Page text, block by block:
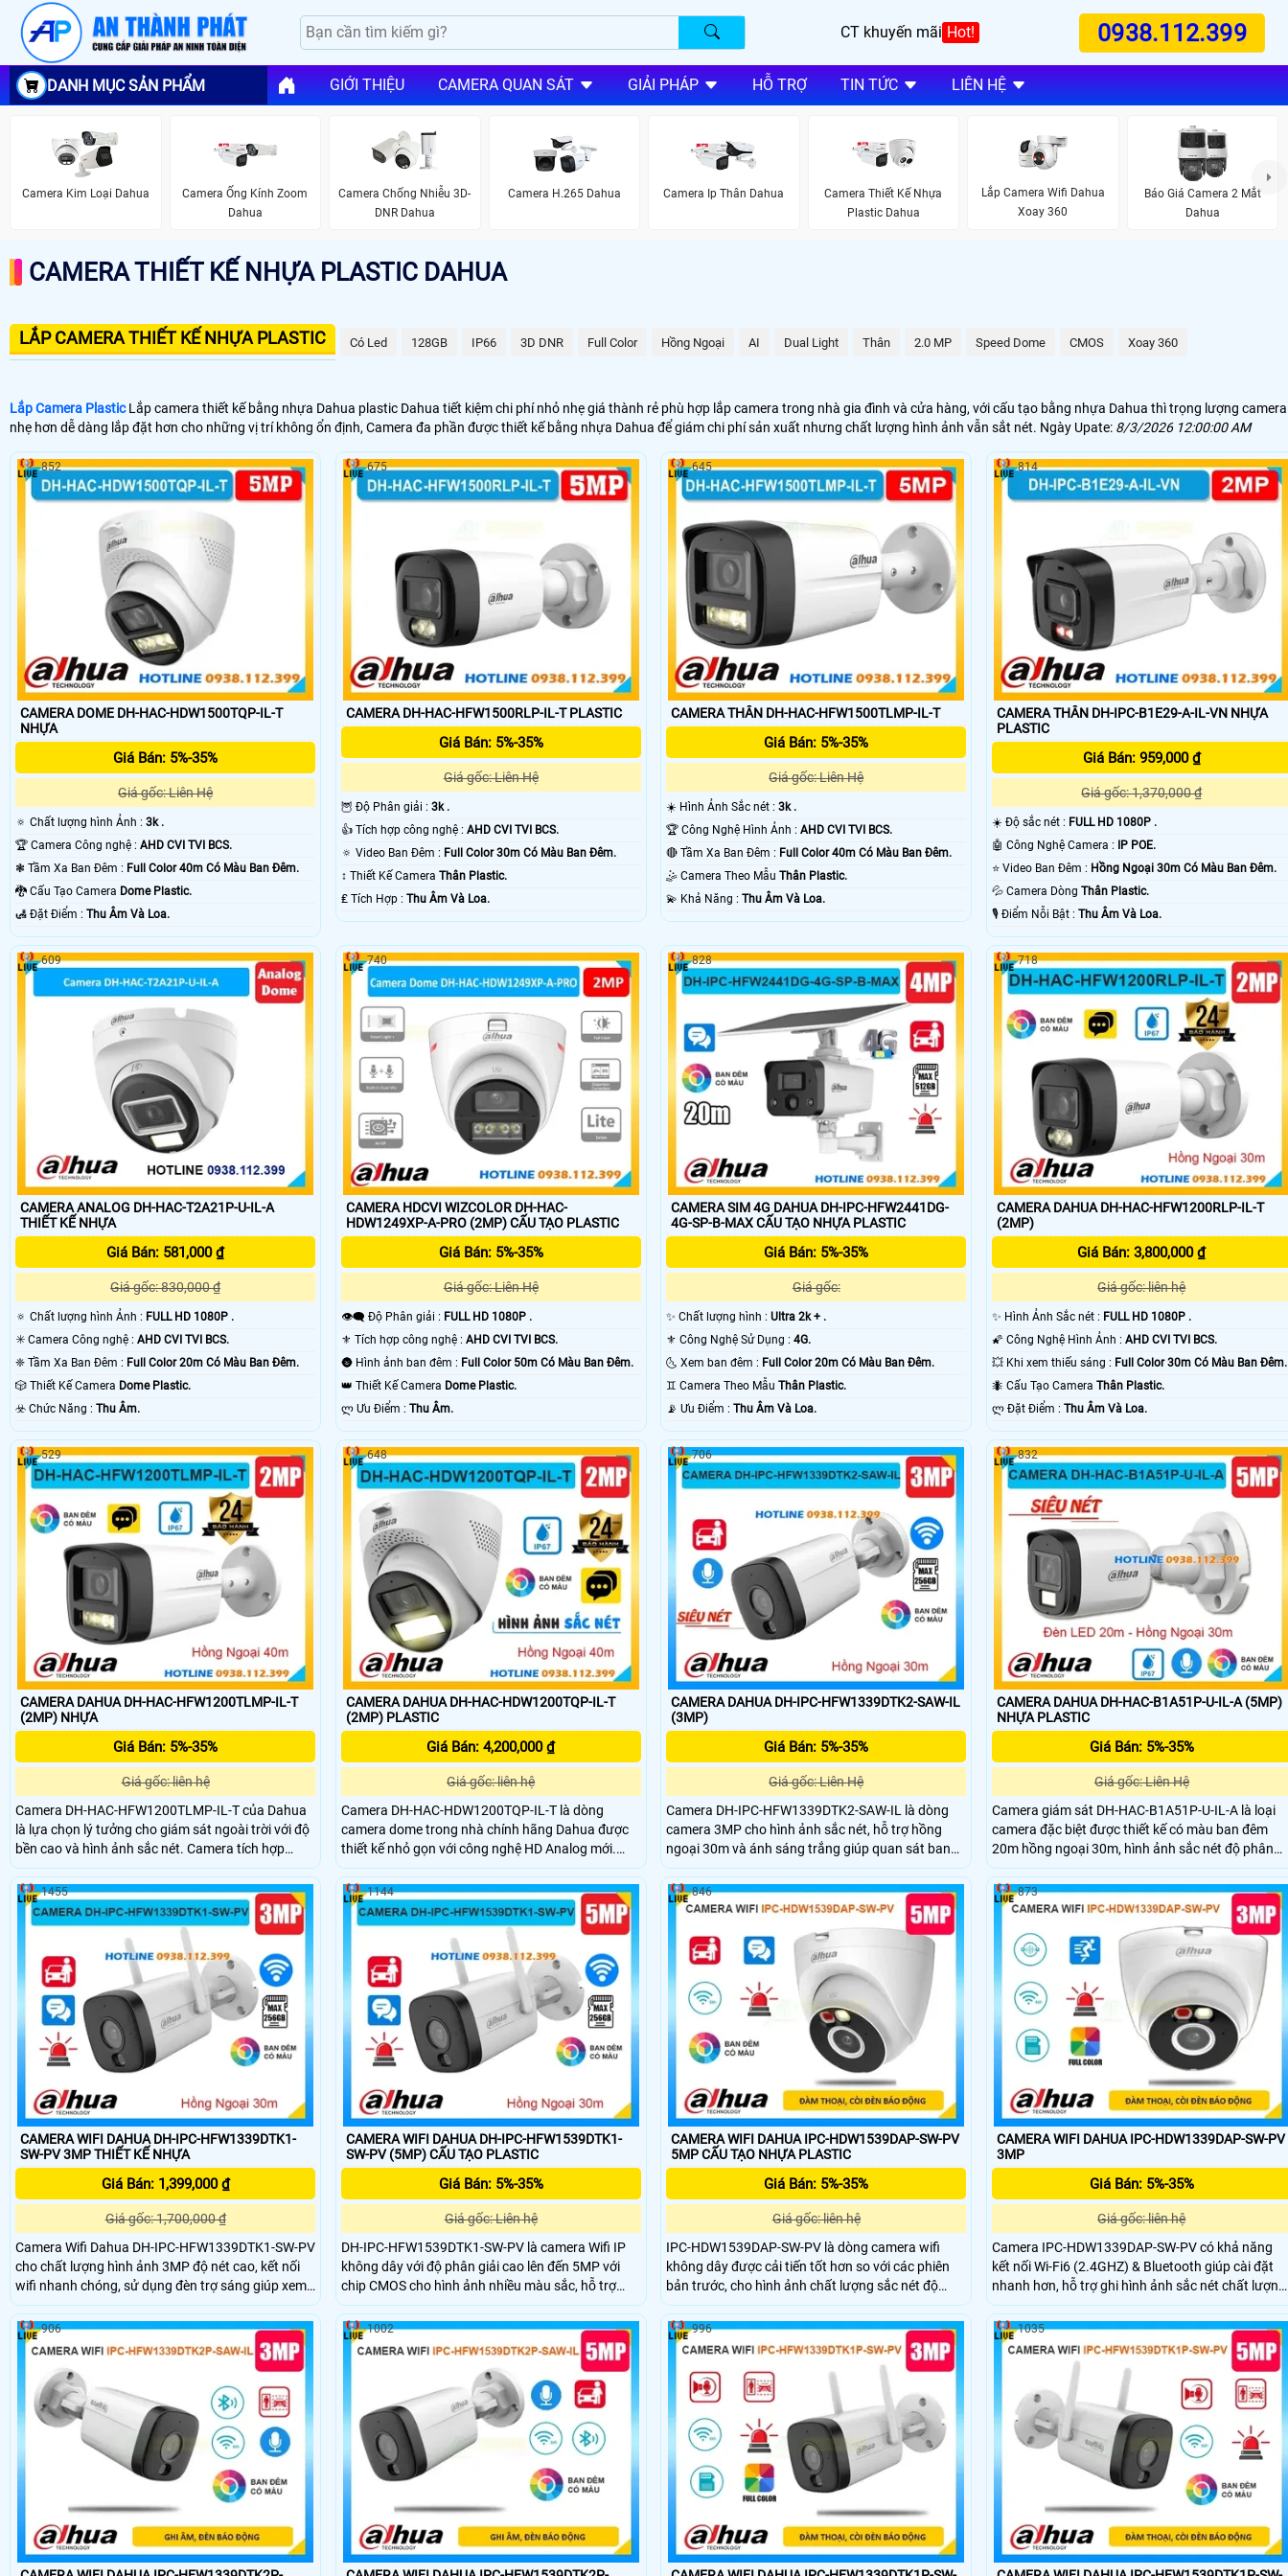
CT khuyến mãi Hot! 0938.112.399
DANH MỤC SẢN PHẨM GIỚI THIỆU CAMERA QUAN SÁT GIẢI PHÁP HỖ TRỢ TIN TỨC LIÊN HỆ
Camera Kim Loại Dahua
Camera Ống Kính Zoom
Dahua
Camera Chống Nhiễu 3D-
DNR Dahua
Camera H.265 Dahua Camera Ip Thân Dahua
Camera Thiết Kế Nhựa
Plastic Dahua
Lắp Camera Wifi Dahua
Xoay 360
Báo Giá Camera 2 Mắt
Dahua
CAMERA THIẾT KẾ NHỰA PLASTIC DAHUA
LẮP CAMERA THIẾT KẾ NHỰA PLASTIC Có Led 128GB IP66 3D DNR Full Color Hồng Ngoại AI Dual Light Thân 2.0 MP Speed Dome CMOS Xoay 360
Lắp Camera PlasticLắp camera thiết kế bằng nhựa Dahua plastic Dahua tiết kiệm chi phí nhỏ nhẹ giá thành rẻ phù hợp lắp camera trong nhà gia đình và cửa hàng, với cấu tạo bằng nhựa Dahua thì trọng lượng camera
nhẹ hơn dễ dàng lắp đặt hơn cho những vị trí không ổn định, Camera đa phần được thiết kế bằng nhựa Dahua để giám chi phí sản xuất nhưng chất lượng hình ảnh vẫn sắt nét. Ngày Upate: 8/3/2026 12:00:00 AM
CAMERA DOME DH-HAC-HDW1500TQP-IL-T
NHỰA
Giá Bán: 5%-35%
Giá gốc: Liên Hệ
🔅 Chất lượng hình Ảnh : 3k .
🏆 Camera Công nghệ : AHD CVI TVI BCS.
❃ Tầm Xa Ban Đêm : Full Color 40m Có Màu Ban Ðêm.
🐉️ Cấu Tạo Camera Dome Plastic.
️🛃 Đặt Điểm : Thu Âm Và Loa.
852
CAMERA DH-HAC-HFW1500RLP-IL-T PLASTIC
Giá Bán: 5%-35%
Giá gốc: Liên Hệ
🦉 Độ Phân giải : 3k .
👍 Tích hợp công nghệ : AHD CVI TVI BCS.
🔅 Video Ban Đêm : Full Color 30m Có Màu Ban Ðêm.
↕️ Thiết Kế Camera Thân Plastic.
️₤ Tích Hợp : Thu Âm Và Loa.
675
CAMERA THÂN DH-HAC-HFW1500TLMP-IL-T
Giá Bán: 5%-35%
Giá gốc: Liên Hệ
☀️ Hình Ảnh Sắc nét :3k .
🏆 Công Nghệ Hình Ảnh :AHD CVI TVI BCS.
🔴 Tầm Xa Ban Đêm : Full Color 40m Có Màu Ban Ðêm.
🤹 Camera Theo MẫuThân Plastic.
️💫 Khả Năng :Thu Âm Và Loa.
645
CAMERA THÂN DH-IPC-B1E29-A-IL-VN NHỰA
PLASTIC
Giá Bán: 959,000 ₫
Giá gốc: 1,370,000 ₫
☀️ Độ sắc nét : FULL HD 1080P .
🤖️ Công Nghệ Camera :
IP POE.
⭐ Video Ban Đêm : Hồng Ngoại 30m Có Màu Ban Ðêm.
💦 Camera Dòng Thân Plastic.
️🎙 Điểm Nỗi Bật : Thu Âm Và Loa.
814
CAMERA ANALOG DH-HAC-T2A21P-U-IL-A
THIẾT KẾ NHỰA
Giá Bán: 581,000 ₫
Giá gốc: 830,000 ₫
🔅 Chất lượng hình Ảnh : FULL HD 1080P .
✳️ Camera Công nghệ : AHD CVI TVI BCS.
❈ Tầm Xa Ban Đêm : Full Color 20m Có Màu Ban Ðêm.
🎲 Thiết Kế Camera Dome Plastic.
️☣️ Chức Năng : Thu Âm.
609
CAMERA HDCVI WIZCOLOR DH-HAC-
HDW1249XP-A-PRO (2MP) CẤU TẠO PLASTIC
Giá Bán: 5%-35%
Giá gốc: Liên Hệ
👁️‍🗨 Độ Phân giải : FULL HD 1080P .
⚜️ Tích hợp công nghệ : AHD CVI TVI BCS.
🌚 Hình ảnh ban đêm : Full Color 50m Có Màu Ban Ðêm.
👑 Thiết Kế Camera Dome Plastic.
️ლ Ưu Điểm : Thu Âm.
740
CAMERA SIM 4G DAHUA DH-IPC-HFW2441DG-
4G-SP-B-MAX CẤU TẠO NHỰA PLASTIC
Giá Bán: 5%-35%
Giá gốc:
✨ Chất lượng hình :Ultra 2k + .
⚜️ Công Nghệ Sử Dụng :4G.
🌜 Xem ban đêm : Full Color 20m Có Màu Ban Ðêm.
♊ Camera Theo MẫuThân Plastic.
️📡 Ưu Điểm :Thu Âm Và Loa.
828
CAMERA DAHUA DH-HAC-HFW1200RLP-IL-T
(2MP)
Giá Bán: 3,800,000 ₫
Giá gốc: liên hệ
✨ Hình Ảnh Sắc nét : FULL HD 1080P .
🌠 Công Nghệ Hình Ảnh : AHD CVI TVI BCS.
💥 Khi xem thiếu sáng : Full Color 30m Có Màu Ban Ðêm.
🐜 Cấu Tạo Camera Thân Plastic.
️ლ Đặt Điểm : Thu Âm Và Loa.
718
CAMERA DAHUA DH-HAC-HFW1200TLMP-IL-T
(2MP) NHỰA
Giá Bán: 5%-35%
Giá gốc: liên hệ
Camera DH-HAC-HFW1200TLMP-IL-T của Dahua
là lựa chọn lý tưởng cho giám sát ngoài trời với độ
bền cao và hình ảnh sắc nét. Camera tích hợp
micro và loa hỗ trợ đàm thoại hai chiều rõ ràng,
thuận tiện cho việc quan sát và giao tiếp từ xa.
Nhờ công nghệ ánh sáng kép kết hợp hồng ngoại
và LED ấm tầm nhìn lên đến 40m cả ngày lẫn đêm,
cùng khả năng chống nước IP67 và chống nhiễu
3DNR vượt trội.
529
CAMERA DAHUA DH-HAC-HDW1200TQP-IL-T
(2MP) PLASTIC
Giá Bán: 4,200,000 ₫
Giá gốc: liên hệ
Camera DH-HAC-HDW1200TQP-IL-T là dòng
camera dome trong nhà chính hãng Dahua được
thiết kế nhỏ gọn với công nghệ HD Analog mới.
Camera tích hợp micro và loa cho khả năng đàm
thoại hai chiều âm thanh to và trung thực được
trang bị công nghệ ánh sáng kép hồng ngoại giúp
quan sát ban đêm rõ ràng lên đến 40m, cùng tính
năng chống nhiễu 3DNR và chuẩn chống nước
IP67 bền bỉ.
648
CAMERA DAHUA DH-IPC-HFW1339DTK2-SAW-IL
(3MP)
Giá Bán: 5%-35%
Giá gốc: Liên Hệ
Camera DH-IPC-HFW1339DTK2-SAW-IL là dòng
camera 3MP cho hình ảnh sắc nét, hỗ trợ hồng
ngoại 30m và ánh sáng trắng giúp quan sát ban
đêm có màu. Camera có khả năng phát hiện con
người, phương tiện, tích hợp mic thu âm và hỗ trợ
thẻ nhớ lên đến 256GB. Với chuẩn chống nước
IP67, camera đảm bảo hoạt động bền bỉ trong mọi
điều kiện thời tiết.
706
CAMERA DAHUA DH-HAC-B1A51P-U-IL-A (5MP)
NHỰA PLASTIC
Giá Bán: 5%-35%
Giá gốc: Liên Hệ
Camera giám sát DH-HAC-B1A51P-U-IL-A là loại
camera đặc biệt được thiết kế có màu ban đêm
20m hồng ngoại 30m, hình ảnh sắc nét độ phân
giải cao lên đến 5.0 megapixel, có khả năng chống
ngược sáng DWDR, hình ảnh rõ nét. Sử dụng cảm
biến CMOS hoặc công nghệ AHD CVI TVI BCS,
chuẩn IP67 phù hợp lắp đặt ngoài trời hiệu quả.
832
CAMERA WIFI DAHUA DH-IPC-HFW1339DTK1-
SW-PV 3MP THIẾT KẾ NHỰA
Giá Bán: 1,399,000 ₫
Giá gốc: 1,700,000 ₫
Camera Wifi Dahua DH-IPC-HFW1339DTK1-SW-PV
cho chất lượng hình ảnh 3MP độ nét cao, kết nối
wifi nhanh chóng, sử dụng đèn trợ sáng giúp xem
đêm có màu. Ngoài ra, camera còn mang đến các
tính năng nổi trội như phát hiện người, phát hiện
chuyển động SMD 3.0, hỗ trợ báo động đèn và còi
hú và đàm thoại 2 chiều chất lượng âm thanh to rõ
1455
CAMERA WIFI DAHUA DH-IPC-HFW1539DTK1-
SW-PV (5MP) CẤU TẠO PLASTIC
Giá Bán: 5%-35%
Giá gốc: Liên hệ
DH-IPC-HFW1539DTK1-SW-PV là camera Wifi IP
không dây với độ phân giải cao lên đến 5MP với
chip CMOS cho hình ảnh nhiều màu sắc, hỗ trợ
xem ban đêm Full Color trong khoảng cách lên đến
30m. Camera tích hợp nhiều công nghệ thông
minh như phát hiện người/phương tiện, tích hợp
mic và loa đàm thoại 2 chiều, hỗ trợ ke thẻ nhớ lên
đến 256GB đây là lựa chọn lý tưởng cho hệ thống
1144
CAMERA WIFI DAHUA IPC-HDW1539DAP-SW-PV
5MP CẤU TẠO NHỰA PLASTIC
Giá Bán: 5%-35%
Giá gốc: liên hệ
IPC-HDW1539DAP-SW-PV là dòng camera wifi
không dây được cải tiến tốt hơn so với các phiên
bản trước, cho hình ảnh chất lượng sắc nét độ
phân giải 5MP. Camera kết hợp với các tính năng
nổi bật như chiếu sáng kép thông minh tầm xa
30m, đàm thoại 2 chiều, phát hiện con người,
phương tiện và cảnh báo chủ động còi đèn
846
CAMERA WIFI DAHUA IPC-HDW1339DAP-SW-PV
3MP
Giá Bán: 5%-35%
Giá gốc: liên hệ
Camera IPC-HDW1339DAP-SW-PV có khả năng
kết nối Wi-Fi6 (2.4GHZ) & Bluetooth giúp cài đặt
nhanh hơn, hỗ trợ ghi hình ảnh sắc nét chất lượng
2K (3.0 Megapixel). Tích hợp các chức năng bảo
vệ an ninh toàn diện như đèn ánh sáng kép thông
minh tầm xa 30m, phát hiện phân biệt con người,
phương tiện, hỗ trợ đàm thoại 2 chiều và tích hợp
đèn còi báo động
873
906 1002 996 1035